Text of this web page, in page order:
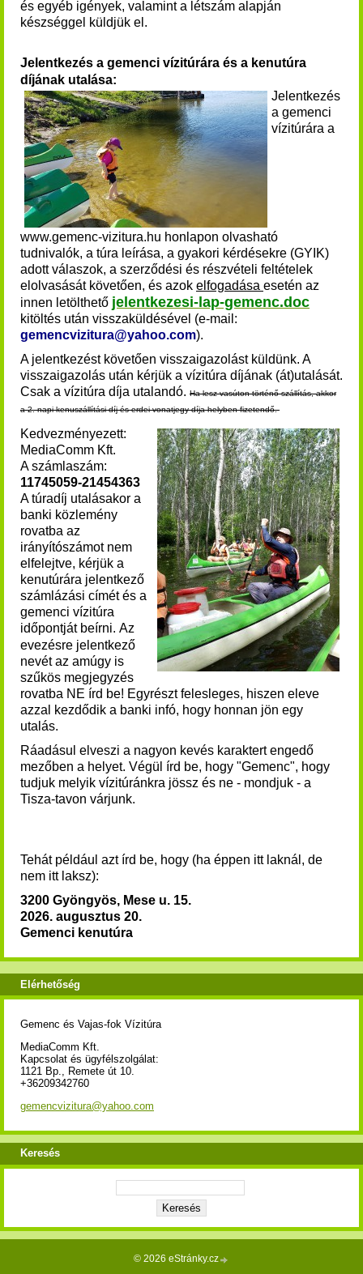
és egyéb igények, valamint a létszám alapján
készséggel küldjük el.
Jelentkezés a gemenci vízitúrára és a kenutúra
díjának utalása:
Jelentkezés
a gemenci
vízitúrára a
www.gemenc-vizitura.hu honlapon olvasható
tudnivalók, a túra leírása, a gyakori kérdésekre (GYIK)
adott válaszok, a szerződési és részvételi feltételek
elolvasását követően, és azok elfogadása esetén az
innen letölthető jelentkezesi-lap-gemenc.doc
kitöltés után visszaküldésével (e-mail:
gemencvizitura@yahoo.com).
A jelentkezést követően visszaigazolást küldünk. A
visszaigazolás után kérjük a vízitúra díjának (át)utalását.
Csak a vízitúra díja utalandó. Ha lesz vasúton történő szállítás, akkor
a 2. napi kenuszállítási díj és erdei vonatjegy díja helyben fizetendő.
Kedvezményezett:
MediaComm Kft.
A számlaszám:
11745059-21454363
A túradíj utalásakor a
banki közlemény
rovatba az
irányítószámot nem
elfelejtve, kérjük a
kenutúrára jelentkező
számlázási címét és a
gemenci vízitúra
időpontját beírni. Az
evezésre jelentkező
nevét az amúgy is
szűkös megjegyzés
rovatba NE írd be! Egyrészt felesleges, hiszen eleve
azzal kezdődik a banki infó, hogy honnan jön egy
utalás.
Ráadásul elveszi a nagyon kevés karaktert engedő
mezőben a helyet. Végül írd be, hogy "Gemenc", hogy
tudjuk melyik vízitúránkra jössz és ne - mondjuk - a
Tisza-tavon várjunk.
Tehát például azt írd be, hogy (ha éppen itt laknál, de
nem itt laksz):
3200 Gyöngyös, Mese u. 15.
2026. augusztus 20.
Gemenci kenutúra
Elérhetőség
Gemenc és Vajas-fok Vízitúra
MediaComm Kft.
Kapcsolat és ügyfélszolgálat:
1121 Bp., Remete út 10.
+36209342760
gemencvizitura@yahoo.com
Keresés
© 2026 eStránky.cz